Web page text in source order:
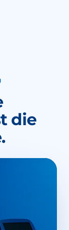
die